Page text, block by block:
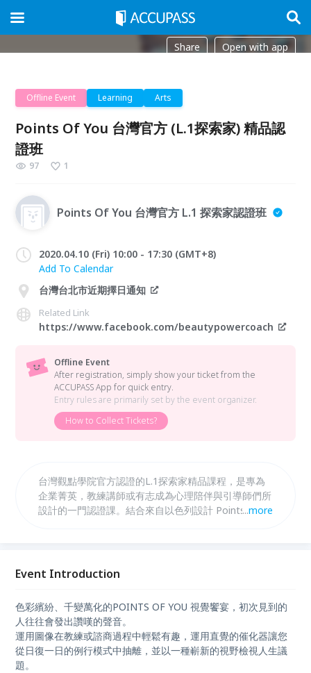
Share Open with app
Offline Event Learning Arts
Points Of You 台灣官方 (L.1探索家) 精品認
證班
97 1
Points Of You 台灣官方 L.1 探索家認證班
2020.04.10 (Fri) 10:00 - 17:30 (GMT+8)
Add To Calendar
台灣台北市近期擇日通知
Related Link
https://www.facebook.com/beautypowercoach
Offline Event
After registration, simply show your ticket from the
ACCUPASS App for quick entry.
Entry rules are primarily set by the event organizer.
How to Collect Tickets?
台灣觀點學院官方認證的L.1探索家精品課程，是專為
企業菁英，教練講師或有志成為心理陪伴與引導師們所
設計的一門認證課。結合來自以色列設計 Points of
策略願景，團隊與關係建立，職涯或事業發展等議題。
領域增添新技能
...more
Event Introduction
色彩繽紛、千變萬化的POINTS OF YOU 視覺饗宴，初次見到的
人往往會發出讚嘆的聲音。
運用圖像在教練或諮商過程中輕鬆有趣，運用直覺的催化器讓您
從日復一日的例行模式中抽離，並以一種嶄新的視野檢視人生議
題。